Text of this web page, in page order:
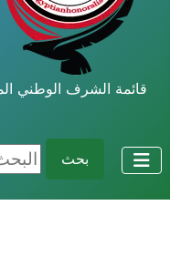
قائمة الشرف الوطني
بحث